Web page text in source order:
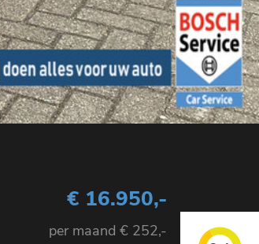
€ 16.950,-
per maand € 252,-